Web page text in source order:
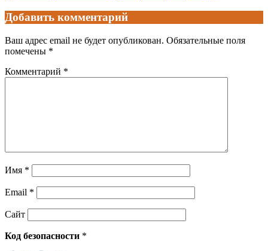
Добавить комментарий
Ваш адрес email не будет опубликован. Обязательные поля
помечены *
Комментарий *
Имя *
Email *
Сайт
Код безопасности *